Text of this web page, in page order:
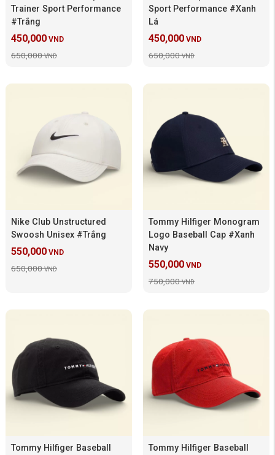
Trainer Sport Performance
#Trắng
450,000 VND
650,000 VND
Sport Performance #Xanh
Lá
450,000 VND
650,000 VND
Nike Club Unstructured
Swoosh Unisex #Trắng
550,000 VND
650,000 VND
Tommy Hilfiger Monogram
Logo Baseball Cap #Xanh
Navy
550,000 VND
750,000 VND
Tommy Hilfiger Baseball
Tommy Hilfiger Baseball